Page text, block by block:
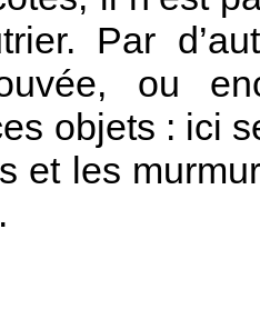
Par
ou
objets : ici
et les